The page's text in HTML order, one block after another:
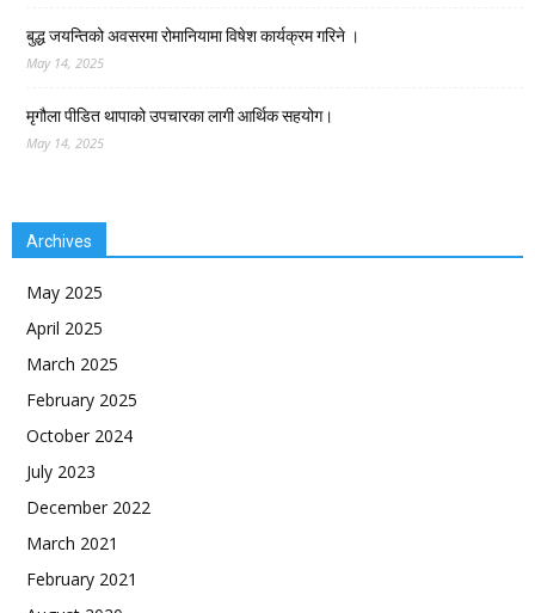
बुद्ध जयन्तिको अवसरमा रोमानियामा विषेश कार्यक्रम गरिने ।
May 14, 2025
मृगौला पीडित थापाको उपचारका लागी आर्थिक सहयोग।
May 14, 2025
Archives
May 2025
April 2025
March 2025
February 2025
October 2024
July 2023
December 2022
March 2021
February 2021